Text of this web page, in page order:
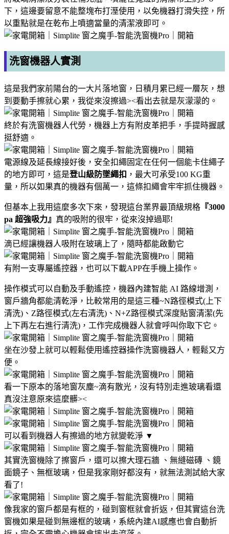
下，這邊要留意不能整塊布打溼使用，以免機器打滑失控，所
以重點就是在乾布上噴適當量的清潔液即可。
洗窗機器人實測
這是我們家前陽台的一大片落地窗，日積月累已經一層灰，想
到要動手擦就心累，我從來沒擦過><看出去就是灰濛濛的。
終於有洗窗機器人代勞，機器上方有附皮革把手，手提時握感
挺舒適。
電源線及延長線接好後，安全扣繩固定在任何一個能卡住繩子
的地方即可，這是登山級防墜繩扣 ，最大可承受100 KG重
量，所以如果真的機器有個萬一，這條扣繩會牢牢抓住機器。
但基本上我用這麼多次下來，發現這台業界最頂級規格 『3000
pa 超強吸力』 真的吸附的很牢，從來沒掉過耶!
滴已經讓機器人吸附在玻璃上了，隨時都能啟動它
有附一支專屬遙控器，也可以下載APP在手機上操作。
操作模式可以自動及手動遙控，機器內建智能 AI 路線增測，
窗戶牆角都能清乾淨，比較常用的是這三種~N路徑模式(上下
清洗)、Z路徑模式(左右清洗)、N+Z路徑模式深度貼窗清潔(先
上下再左右進行清洗)，工作完成機器人就會呼叫你取下它。
坐在沙發上就可以輕鬆使用遙控器操作洗窗機器人，輕鬆又方
便。
看一下原本的落地窗灰塵~滴有散光，沒有特別走進玻璃看還
真沒注意原來這麼髒><
可以看到機器人有擦過的地方就變乾淨 ▼
其實洗窗機除了擦窗戶，還可以擦大理石牆 、無縫磁磚 、鏡
面鏡子、無框玻璃，但是我家剛好都沒有，就無法測試給大家
看了!
像我家的窗戶都是有框的，碰到窗框就會折返，但其實這台洗
窗機如果是碰到無邊框的玻璃，系統內建AI感應也會自動折